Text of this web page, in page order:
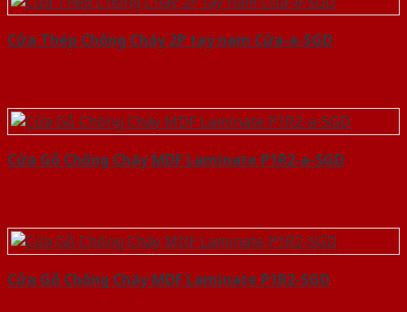
Cửa Thép Chống Cháy 2P tay nam Cửa-a-SGD
Cửa Gỗ Chống Cháy MDF Laminate P1R2-a-SGD
Cửa Gỗ Chống Cháy MDF Laminate P1R2-SGD